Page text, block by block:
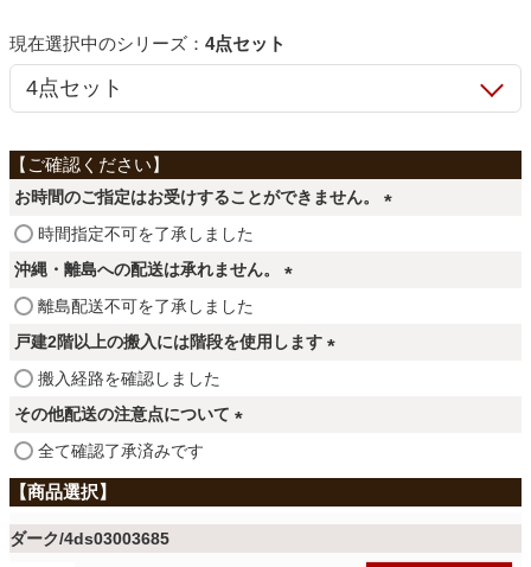
寝具
カーテン
ラグ
マット
生活用品
シリーズ： 4点セット
お時間のご指定はお受けすることができません。
時間指定不可を了承しました
沖縄・離島への配送は承れません。
必
離島配送不可を了承しました
戸建2階以上の搬入には階段を使用します
搬入経路を確認しました
その他配送の注意点について
必
須
)
全て確認了承済みです
ダーク/4ds03003685